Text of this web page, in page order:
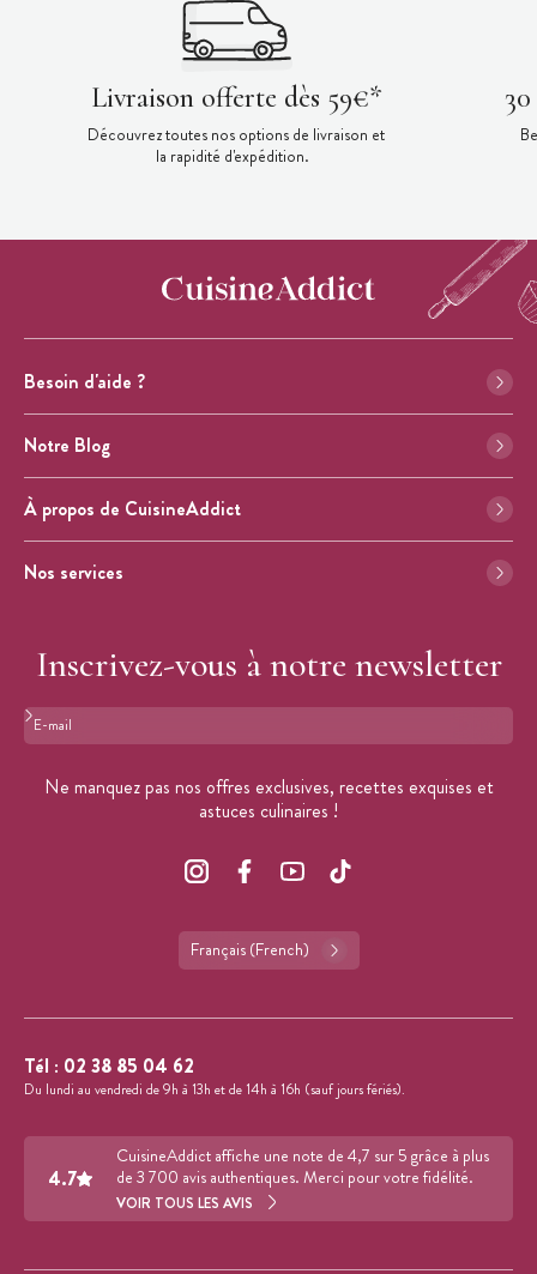
Livraison offerte dès 59€*
Découvrez toutes nos options de livraison et
la rapidité d'expédition.
Besoin d'aide ?
Notre Blog
À propos de CuisineAddict
Nos services
Inscrivez-vous à notre newsletter
Format : adresse@email.com
Ne manquez pas nos offres exclusives, recettes exquises et
astuces culinaires !
Français (French)
Tél : 02 38 85 04 62
Du lundi au vendredi de 9h à 13h et de 14h à 16h (sauf jours fériés).
4.7
CuisineAddict affiche une note de 4,7 sur 5 grâce à plus
de 3 700 avis authentiques. Merci pour votre fidélité.
VOIR TOUS LES AVIS